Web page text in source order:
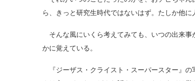
ら、きっと研究生時代ではないはず。たしか他
そんな風にいくら考えてみても、いつの出来
かに覚えている。
『ジーザス・クライスト・スーパースター』